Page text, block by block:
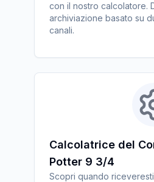
con il nostro calcolatore.
archiviazione basato su
canali.
Calcolatrice del
Potter 9 3/4
Scopri quando